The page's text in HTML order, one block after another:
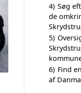
4) Søg
de
5)
6) Find
af